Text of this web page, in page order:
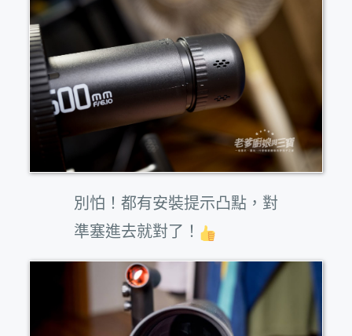
別怕！都有安裝提示凸點，對
準塞進去就對了！